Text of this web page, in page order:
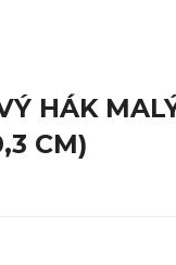
HÁK
CM)